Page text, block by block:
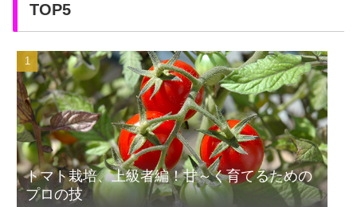
TOP5
トマト栽培、上級者編！甘～く育てるための
プロの技